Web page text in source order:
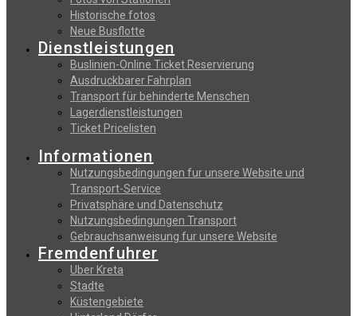
Historische fotos
Neue Busflotte
Dienstleistungen
Buslinien-Online Ticket Reservierung
Αusdruckbarer Fahrplan
Transport für behinderte Menschen
Lagerdienstleistungen
Ticket Pricelisten
Informationen
Nutzungsbedingungen fur unsere Website und
Transport-Service
Privatsphäre und Datenschutz
Nutzungsbedingungen Transport
Gebrauchsanweisung fur unsere Website
Fremdenfuhrer
Uber Kreta
Stadte
Küstengebiete